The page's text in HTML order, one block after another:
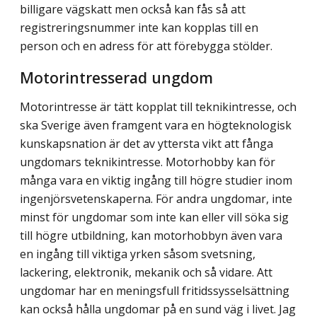
billigare vägskatt men också kan fås så att
registreringsnummer inte kan kopplas till en
person och en adress för att förebygga stölder.
Motorintresserad ungdom
Motorintresse är tätt kopplat till teknikintresse, och
ska Sverige även framgent vara en högteknologisk
kunskapsnation är det av yttersta vikt att fånga
ungdomars teknik­intresse. Motorhobby kan för
många vara en viktig ingång till högre studier inom
ingenjörsvetenskaperna. För andra ungdomar, inte
minst för ungdomar som inte kan eller vill söka sig
till högre utbildning, kan motorhobbyn även vara
en ingång till viktiga yrken såsom svetsning,
lackering, elektronik, mekanik och så vidare. Att
ungdomar har en meningsfull fritidssysselsättning
kan också hålla ungdomar på en sund väg i livet. Jag